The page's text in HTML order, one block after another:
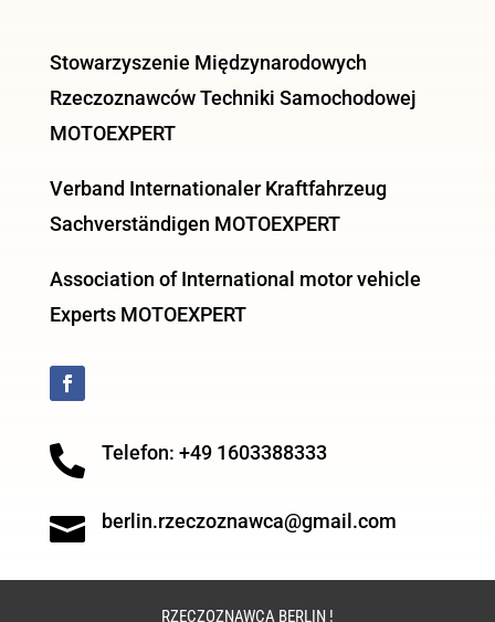
Stowarzyszenie Międzynarodowych
Rzeczoznawców Techniki Samochodowej
MOTOEXPERT
Verband Internationaler Kraftfahrzeug
Sachverständigen MOTOEXPERT
Association of International motor vehicle
Experts MOTOEXPERT
 Telefon: +49 1603388333
 berlin.rzeczoznawca@gmail.com
RZECZOZNAWCA BERLIN !